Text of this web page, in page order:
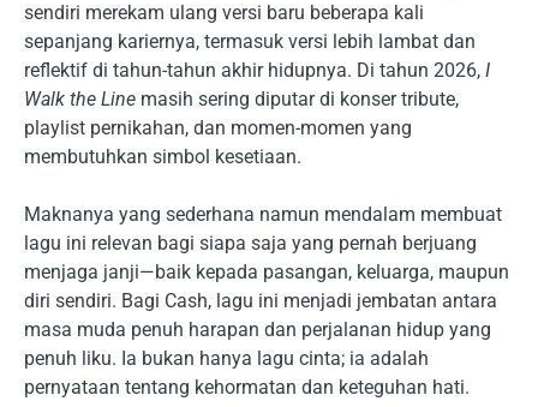
sendiri merekam ulang versi baru beberapa kali
sepanjang kariernya, termasuk versi lebih lambat dan
reflektif di tahun-tahun akhir hidupnya. Di tahun 2026, I
Walk the Line masih sering diputar di konser tribute,
playlist pernikahan, dan momen-momen yang
membutuhkan simbol kesetiaan.
Maknanya yang sederhana namun mendalam membuat
lagu ini relevan bagi siapa saja yang pernah berjuang
menjaga janji—baik kepada pasangan, keluarga, maupun
diri sendiri. Bagi Cash, lagu ini menjadi jembatan antara
masa muda penuh harapan dan perjalanan hidup yang
penuh liku. Ia bukan hanya lagu cinta; ia adalah
pernyataan tentang kehormatan dan keteguhan hati.